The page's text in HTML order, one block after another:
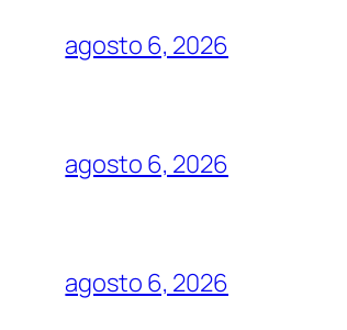
agosto 6, 2026
agosto 6, 2026
agosto 6, 2026